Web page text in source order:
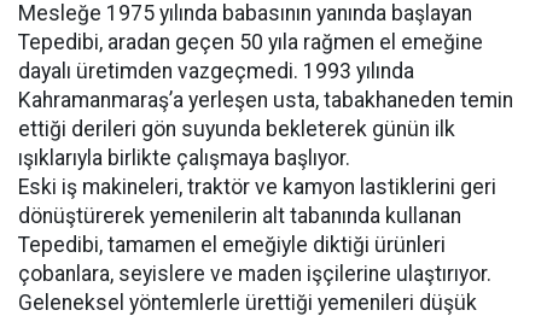
Mesleğe 1975 yılında babasının yanında başlayan
Tepedibi, aradan geçen 50 yıla rağmen el emeğine
dayalı üretimden vazgeçmedi. 1993 yılında
Kahramanmaraş’a yerleşen usta, tabakhaneden temin
ettiği derileri gön suyunda bekleterek günün ilk
ışıklarıyla birlikte çalışmaya başlıyor.
Eski iş makineleri, traktör ve kamyon lastiklerini geri
dönüştürerek yemenilerin alt tabanında kullanan
Tepedibi, tamamen el emeğiyle diktiği ürünleri
çobanlara, seyislere ve maden işçilerine ulaştırıyor.
Geleneksel yöntemlerle ürettiği yemenileri düşük